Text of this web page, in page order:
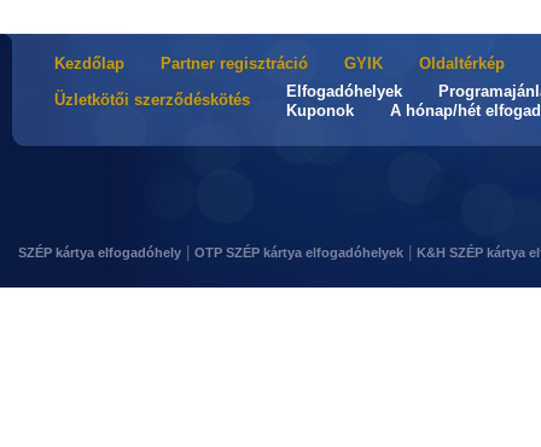
Kezdőlap Partner regisztráció GYIK
Oldaltérkép
Üzletkötői szerződéskötés
Elfogadóhelyek
Kuponok
A hónap/hét
SZÉP kártya elfogadóhely OTP SZÉP kártya elfogadóhelyek K&H SZÉP kártya